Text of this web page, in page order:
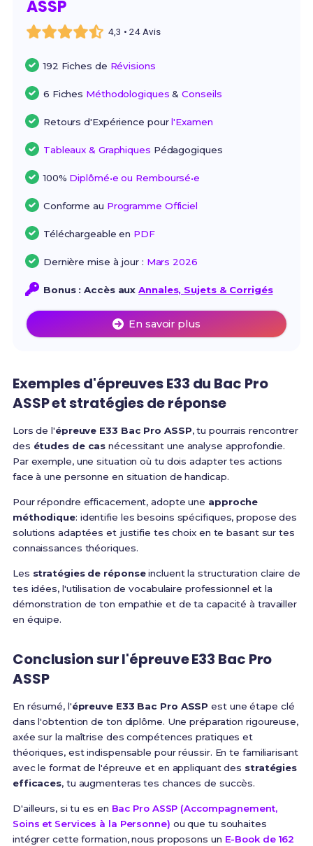
ASSP
4,3 • 24 Avis
192 Fiches de Révisions
6 Fiches Méthodologiques &Conseils
Retours d'Expérience pourl'Examen
Tableaux & Graphiques Pédagogiques
100% Diplômé•e ou Remboursé•e
Conforme au Programme Officiel
Téléchargeable en PDF
Dernière mise à jour : Mars 2026
Bonus : Accès auxAnnales, Sujets & Corrigés
En savoir plus
Exemples d'épreuves E33 du Bac Pro
ASSP et stratégies de réponse
Lors de l'épreuve E33 Bac Pro ASSP, tu pourrais rencontrer
des études de cas nécessitant une analyse approfondie.
Par exemple, une situation où tu dois adapter tes actions
face à une personne en situation de handicap.
Pour répondre efficacement, adopte une approche
méthodique: identifie les besoins spécifiques, propose des
solutions adaptées et justifie tes choix en te basant sur tes
connaissances théoriques.
Les stratégies de réponseincluent la structuration claire de
tes idées, l'utilisation de vocabulaire professionnel et la
démonstration de ton empathie et de ta capacité à travailler
en équipe.
Conclusion sur l'épreuve E33 Bac Pro
ASSP
En résumé, l'épreuve E33 Bac Pro ASSP est une étape clé
dans l'obtention de ton diplôme. Une préparation rigoureuse,
axée sur la maîtrise des compétences pratiques et
théoriques, est indispensable pour réussir. En te familiarisant
avec le format de l'épreuve et en appliquant des stratégies
efficaces, tu augmenteras tes chances de succès.
D'ailleurs, si tu es en Bac Pro ASSP (Accompagnement,
Soins et Services à la Personne) ou que tu souhaites
intégrer cette formation, nous proposons un E-Book de 162